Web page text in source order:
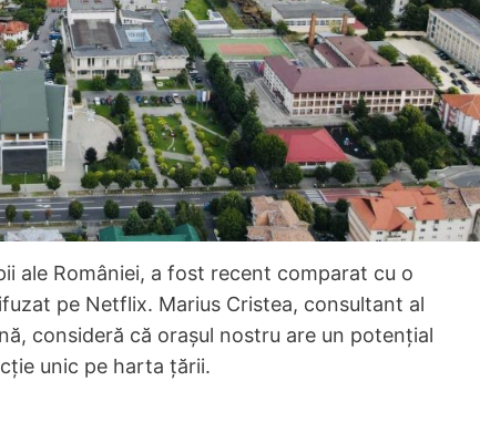
ale României, a fost recent comparat cu o
pe Netflix. Marius Cristea, consultant al
consideră că orașul nostru are un potențial
unic pe harta țării.